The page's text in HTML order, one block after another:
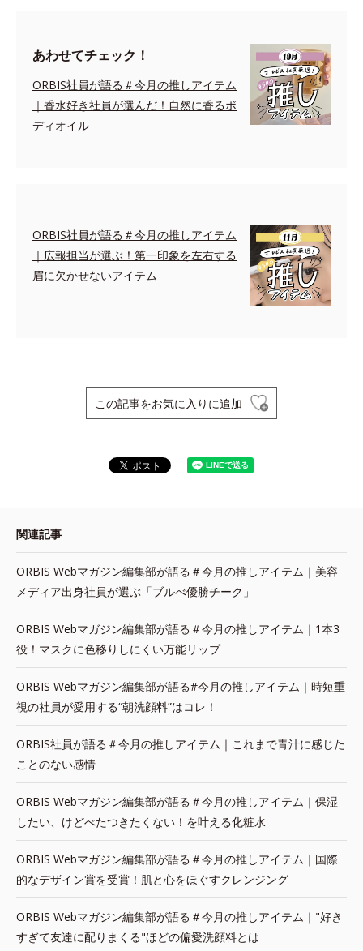
あわせてチェック！
ORBIS社員が語る＃今月の推しアイテム
｜香水好き社員が選んだ！自然に香るボ
ディオイル
ORBIS社員が語る＃今月の推しアイテム
｜広報担当が選ぶ！第一印象を左右する
眉に欠かせないアイテム
この記事をお気に入りに追加
関連記事
ORBIS Webマガジン編集部が語る＃今月の推しアイテム｜美容
メディア出身社員が選ぶ「ブルべ優勝チーク」
ORBIS Webマガジン編集部が語る＃今月の推しアイテム｜1本3
役！マスクに色移りしにくい万能リップ
ORBIS Webマガジン編集部が語る#今月の推しアイテム｜時短重
視の社員が愛用する“朝洗顔料”はコレ！
ORBIS社員が語る＃今月の推しアイテム｜これまで青汁に感じた
ことのない感情
ORBIS Webマガジン編集部が語る＃今月の推しアイテム｜保湿
したい、けどべたつきたくない！を叶える化粧水
ORBIS Webマガジン編集部が語る＃今月の推しアイテム｜国際
的なデザイン賞を受賞！肌と心をほぐすクレンジング
ORBIS Webマガジン編集部が語る＃今月の推しアイテム｜"好き
すぎて友達に配りまくる"ほどの偏愛洗顔料とは